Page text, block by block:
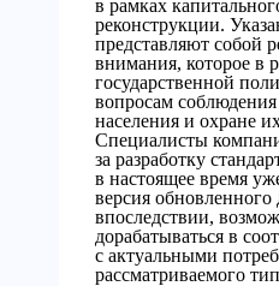
в рамках
реконструкции.
представляют собой
внимания, которое в
государственной
вопросам
населения и охране
Специалисты
за разработку
в настоящее время
версия обновленного
впоследствии,
дорабатываться в
с актуальными
рассматриваемого